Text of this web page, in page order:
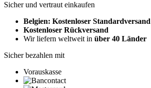
Sicher und vertraut einkaufen
Belgien: Kostenloser Standardversand
Kostenloser Rückversand
Wir liefern weltweit in über 40 Länder
Sicher bezahlen mit
Vorauskasse